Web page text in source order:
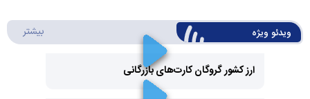
ویدئو ویژه بیشتر
ارز کشور گروگان کارت‌های بازرگانی